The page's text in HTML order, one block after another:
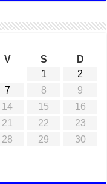
V S
D
1
2
7 8
9
14 15
16
21 22
23
28 29
30